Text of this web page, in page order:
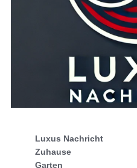
Luxus Nachricht
Zuhause
Garten